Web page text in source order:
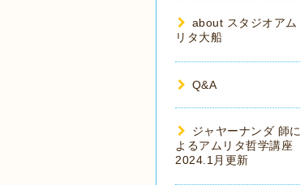
about スタジオアム
リタ大船
Q&A
ジャヤーナンダ 師に
よるアムリタ哲学講座
2024.1月更新